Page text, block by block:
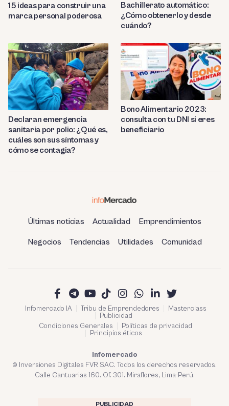
15 ideas para construir una
marca personal poderosa
Bachillerato automático:
¿Cómo obtenerlo y desde
cuándo?
Declaran emergencia
sanitaria por polio: ¿Qué es,
cuáles son sus síntomas y
cómo se contagia?
Bono Alimentario 2023:
consulta con tu DNI si eres
beneficiario
Últimas noticias Actualidad Emprendimientos
Negocios Tendencias Utilidades Comunidad
Infomercado IA Tribu de Emprendedores
Masterclass
Publicidad
Condiciones Generales
Políticas de privacidad
Principios éticos
Infomercado
© Inversiones Digitales FVR SAC. Todos los derechos reservados.
Calle Cantuarias 160. Of. 301. Miraflores, Lima-Perú.
PUBLICIDAD